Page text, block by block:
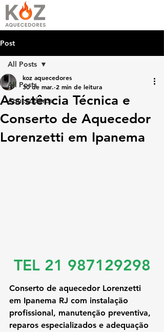
Post
All Posts
Aquecedores
All Posts
Assistência Técnica e
Conserto de Aquecedor
Lorenzetti em Ipanema
koz aquecedores
30 de mar. 2 min de leitura
TEL 21 987129298
Conserto de aquecedor Lorenzetti
em Ipanema RJ com instalação
profissional, manutenção preventiva,
reparos especializados e adequação